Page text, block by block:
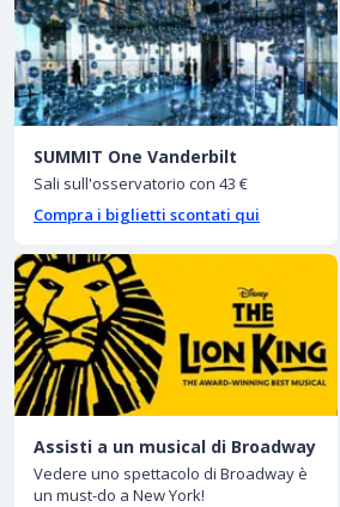
SUMMIT One Vanderbilt
Sali sull'osservatorio con 43 €
Compra i biglietti scontati qui
Assisti a un musical di Broadway
Vedere uno spettacolo di Broadway è
un must-do a New York!